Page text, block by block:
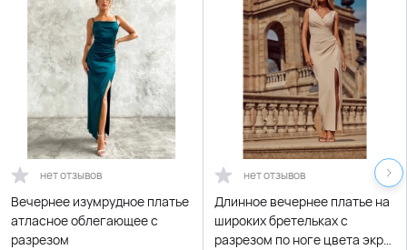
нет отзывов
Вечернее изумрудное платье
атласное облегающее с
разрезом
нет отзывов
Длинное вечернее платье на
широких бретельках с
разрезом по ноге цвета экрю